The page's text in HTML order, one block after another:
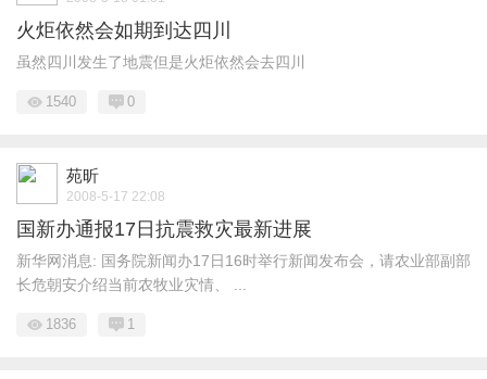
火炬依然会如期到达四川
虽然四川发生了地震但是火炬依然会去四川
1540 0
苑昕
2008-5-17 22:08
国新办通报17日抗震救灾最新进展
新华网消息: 国务院新闻办17日16时举行新闻发布会，请农业部副部
长危朝安介绍当前农牧业灾情、 ...
1836 1